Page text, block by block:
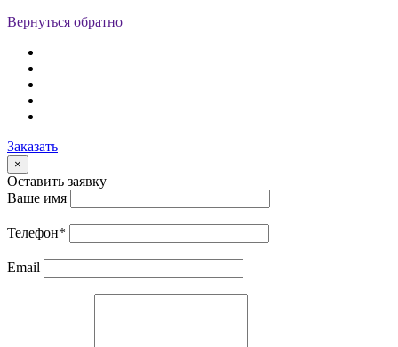
Вернуться обратно
Заказать
×
Оставить заявку
Ваше имя
Телефон*
Email